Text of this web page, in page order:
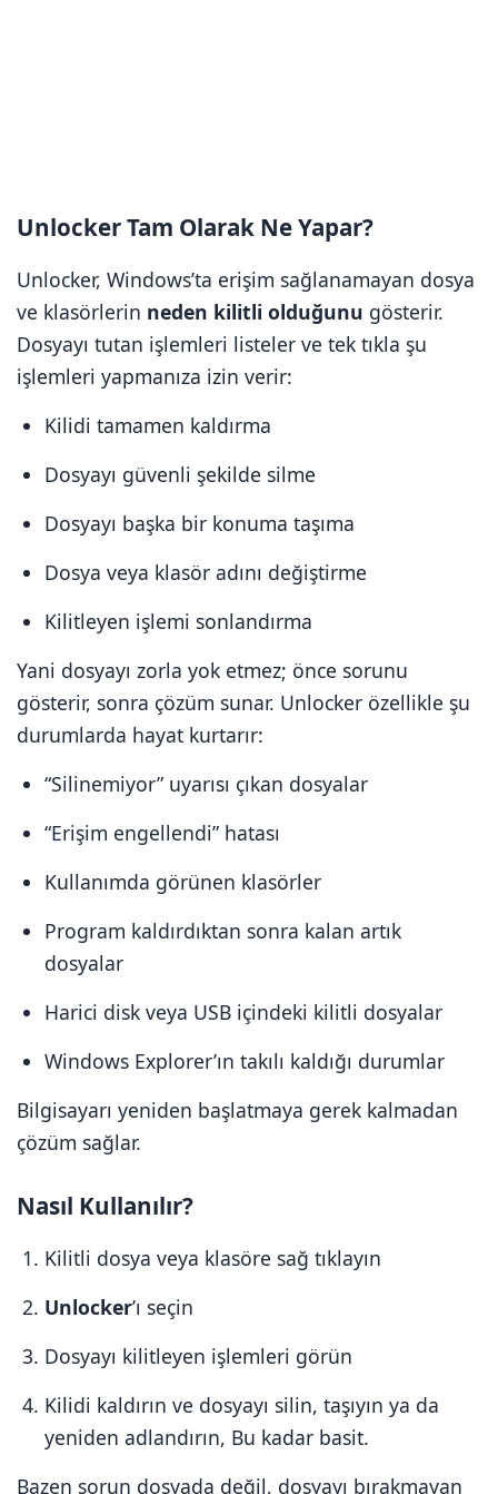
Unlocker Tam Olarak Ne Yapar?
Unlocker, Windows’ta erişim sağlanamayan dosya
ve klasörlerin neden kilitli olduğunu gösterir.
Dosyayı tutan işlemleri listeler ve tek tıkla şu
işlemleri yapmanıza izin verir:
Kilidi tamamen kaldırma
Dosyayı güvenli şekilde silme
Dosyayı başka bir konuma taşıma
Dosya veya klasör adını değiştirme
Kilitleyen işlemi sonlandırma
Yani dosyayı zorla yok etmez; önce sorunu
gösterir, sonra çözüm sunar. Unlocker özellikle şu
durumlarda hayat kurtarır:
“Silinemiyor” uyarısı çıkan dosyalar
“Erişim engellendi” hatası
Kullanımda görünen klasörler
Program kaldırdıktan sonra kalan artık
dosyalar
Harici disk veya USB içindeki kilitli dosyalar
Windows Explorer’ın takılı kaldığı durumlar
Bilgisayarı yeniden başlatmaya gerek kalmadan
çözüm sağlar.
Nasıl Kullanılır?
Kilitli dosya veya klasöre sağ tıklayın
Unlocker’ı seçin
Dosyayı kilitleyen işlemleri görün
Kilidi kaldırın ve dosyayı silin, taşıyın ya da
yeniden adlandırın, Bu kadar basit.
Bazen sorun dosyada değil, dosyayı bırakmayan